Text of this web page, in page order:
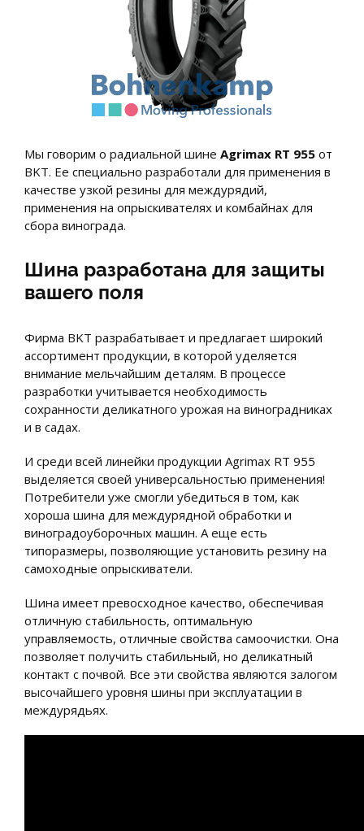
Мы говорим о радиальной шине Agrimax RT 955 от
BKT. Ее специально разработали для применения в
качестве узкой резины для междурядий,
применения на опрыскивателях и комбайнах для
сбора винограда.
Шина разработана для защиты
вашего поля
Фирма BKT разрабатывает и предлагает широкий
ассортимент продукции, в которой уделяется
внимание мельчайшим деталям. В процессе
разработки учитывается необходимость
сохранности деликатного урожая на виноградниках
и в садах.
И среди всей линейки продукции Agrimax RT 955
выделяется своей универсальностью применения!
Потребители уже смогли убедиться в том, как
хороша шина для междурядной обработки и
виноградоуборочных машин. А еще есть
типоразмеры, позволяющие установить резину на
самоходные опрыскиватели.
Шина имеет превосходное качество, обеспечивая
отличную стабильность, оптимальную
управляемость, отличные свойства самоочистки. Она
позволяет получить стабильный, но деликатный
контакт с почвой. Все эти свойства являются залогом
высочайшего уровня шины при эксплуатации в
междурядьях.